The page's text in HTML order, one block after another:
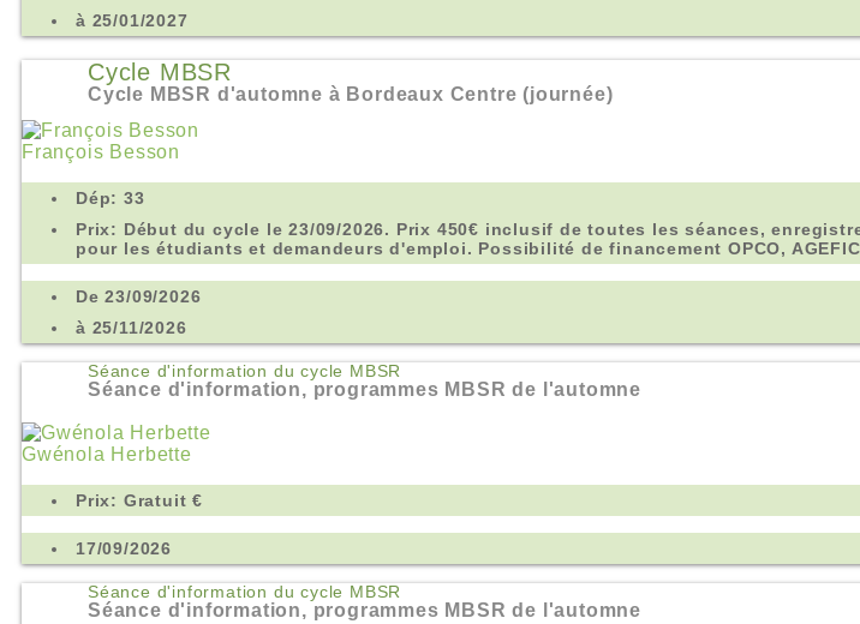
à 25/01/2027
Cycle MBSR
Cycle MBSR d'automne à Bordeaux Centre (journée)
François Besson
Dép: 33
Prix: Début du cycle le 23/09/2026. Prix 450€ inclusif de toutes les séances,
pour les étudiants et demandeurs d'emploi. Possibilité de financement OPCO,
De 23/09/2026
à 25/11/2026
Séance d'information du cycle MBSR
Séance d'information, programmes MBSR de l'automne
Gwénola Herbette
Prix: Gratuit €
17/09/2026
Séance d'information du cycle MBSR
Séance d'information, programmes MBSR de l'automne